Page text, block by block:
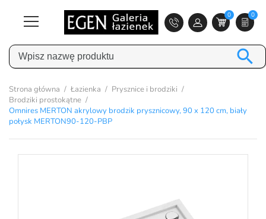
0 0

Strona główna Łazienka
Prysznice i brodziki
Brodziki prostokątne
Omnires MERTON akrylowy brodzik prysznicowy, 90 x 120 cm, biały
połysk MERTON90-120-PBP